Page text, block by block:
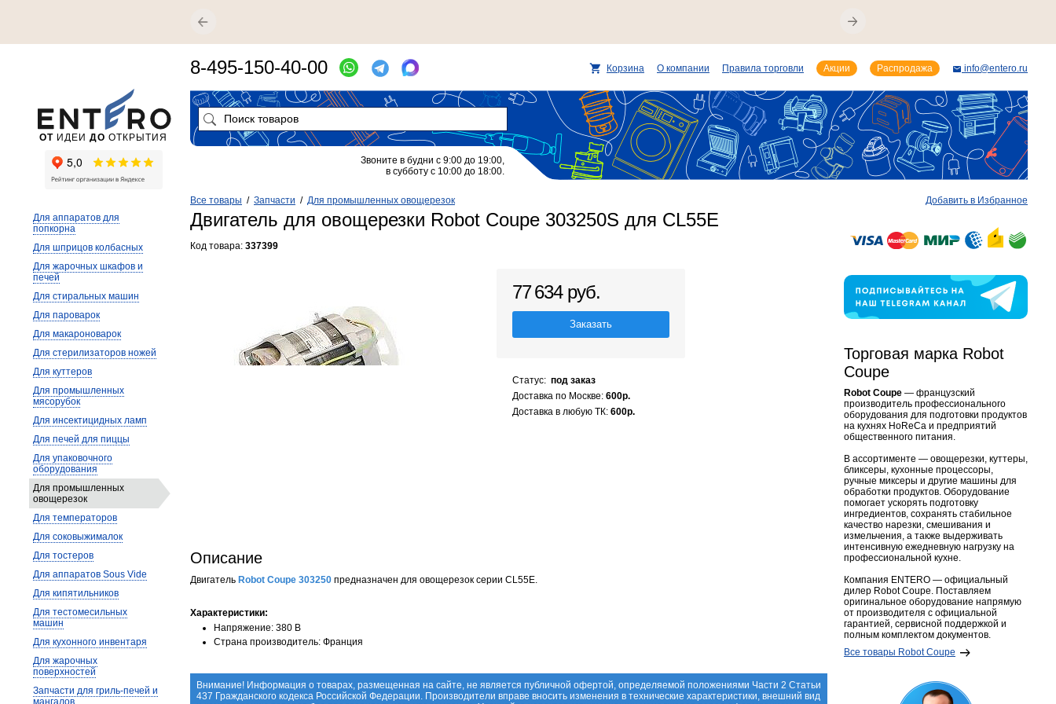
Все товары / Запчасти / Для промышленных овощерезок
Двигатель для овощерезки Robot Coupe 303250S для CL55E
Код товара: 337399
77 634 руб.
Заказать
Статус: под заказ
Доставка по Москве: 600р.
Доставка в любую ТК: 600р.
Описание
Двигатель Robot Coupe 303250 предназначен для овощерезок серии CL55E.
Xарактеристики:
Напряжение: 380 В
Страна производитель: Франция
Внимание! Информация о товарах, размещенная на сайте, не является публичной офертой, определяемой положениями Части 2 Статьи
437 Гражданского кодекса Российской Федерации. Производители вправе вносить изменения в технические характеристики, внешний вид
Добавить в Избранное
Торговая марка Robot
Coupe
Robot Coupe — французский
производитель профессионального
оборудования для подготовки продуктов
на кухнях HoReCa и предприятий
общественного питания.
В ассортименте — овощерезки, куттеры,
бликсеры, кухонные процессоры,
ручные миксеры и другие машины для
обработки продуктов. Оборудование
помогает ускорять подготовку
ингредиентов, сохранять стабильное
качество нарезки, смешивания и
измельчения, а также выдерживать
интенсивную ежедневную нагрузку на
профессиональной кухне.
Компания ENTERO — официальный
дилер Robot Coupe. Поставляем
оригинальное оборудование напрямую
от производителя с официальной
гарантией, сервисной поддержкой и
полным комплектом документов.
Все товары Robot Coupe
Для аппаратов для
попкорна
Для шприцов колбасных
Для жарочных шкафов и
печей
Для стиральных машин
Для пароварок
Для макароноварок
Для стерилизаторов ножей
Для куттеров
Для промышленных
мясорубок
Для инсектицидных ламп
Для печей для пиццы
Для упаковочного
оборудования
Для промышленных
овощерезок
Для температоров
Для соковыжималок
Для тостеров
Для аппаратов Sous Vide
Для кипятильников
Для тестомесильных
машин
Для кухонного инвентаря
Для жарочных
поверхностей
Запчасти для гриль-печей и
мангалов
ОТ ИДЕИ ДО ОТКРЫТИЯ
8-495-150-40-00 Корзина О компании Правила торговли Акции Распродажа info@entero.ru
Звоните в будни с 9:00 до 19:00,
в субботу с 10:00 до 18:00.